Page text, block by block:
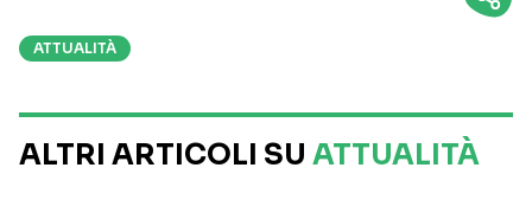
ATTUALITÀ
ALTRI ARTICOLI SU ATTUALITÀ